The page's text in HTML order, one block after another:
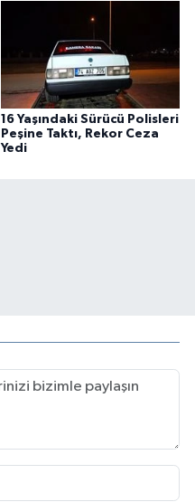
16 Yaşındaki Sürücü Polisleri
Peşine Taktı, Rekor Ceza
Yedi